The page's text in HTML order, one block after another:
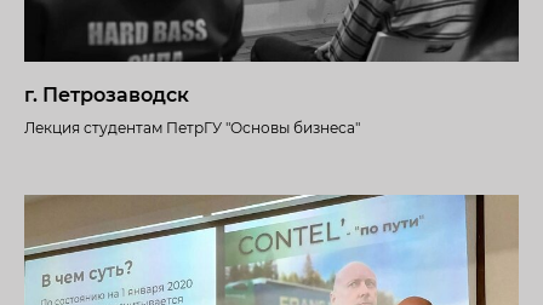
г. Петрозаводск
Лекция студентам ПетрГУ "Основы бизнеса"